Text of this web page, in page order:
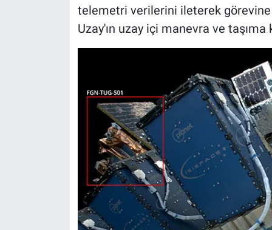
telemetri verilerini ileterek görevine
Uzay'ın uzay içi manevra ve